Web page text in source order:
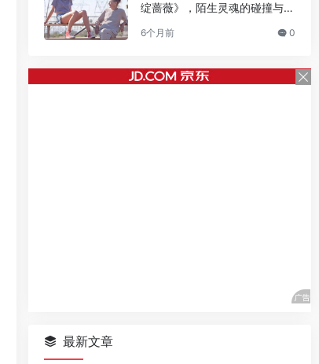
绽蔷薇》，陌生灵魂的碰撞与温
6个月前 0
最新文章